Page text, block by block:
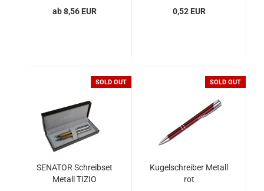
ab 8,56 EUR 0,52 EUR
SOLD OUT
SENATOR Schreibset
Metall TIZIO
SOLD OUT
Kugelschreiber Metall
rot